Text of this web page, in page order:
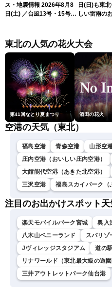
ス・地震情報 2026年8月8
日(土) ／台風13号・15号
ーニュースLiVEムーン・戸
北美月／芳野達郎〉
日(日)も東
しい雷雨の
東北の人気の花火大会
第41回なとり夏まつり 酒田の花火
空港の天気（東北）
福島空港 青森空港
山形空
庄内空港（おいしい庄内空港）
大館能代空港（あきた北空港）
三沢空港
福島スカイパーク（
注目のお出かけスポット天
楽天モバイルパーク宮城 奥入
八木山ベニーランド
スパリゾ
Jヴィレッジスタジアム
道の
リナワールド（東北最大級の遊園
三井アウトレットパーク仙台港